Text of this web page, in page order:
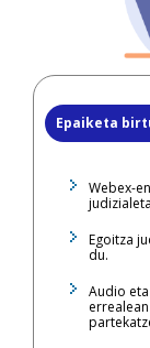
Epaiketa
Webex-
Egoitza
du.
Audio